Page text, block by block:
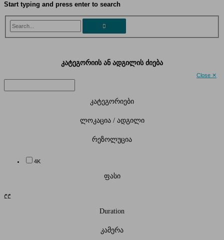
Start typing and press enter to search
Search...
Close ✕
კატეგორიის ან ადგილის ძიება
კატეგორიები
ლოკაცია / ადგილი
რეზოლუცია
4K
ფასი
₾₾
Duration
კამერა